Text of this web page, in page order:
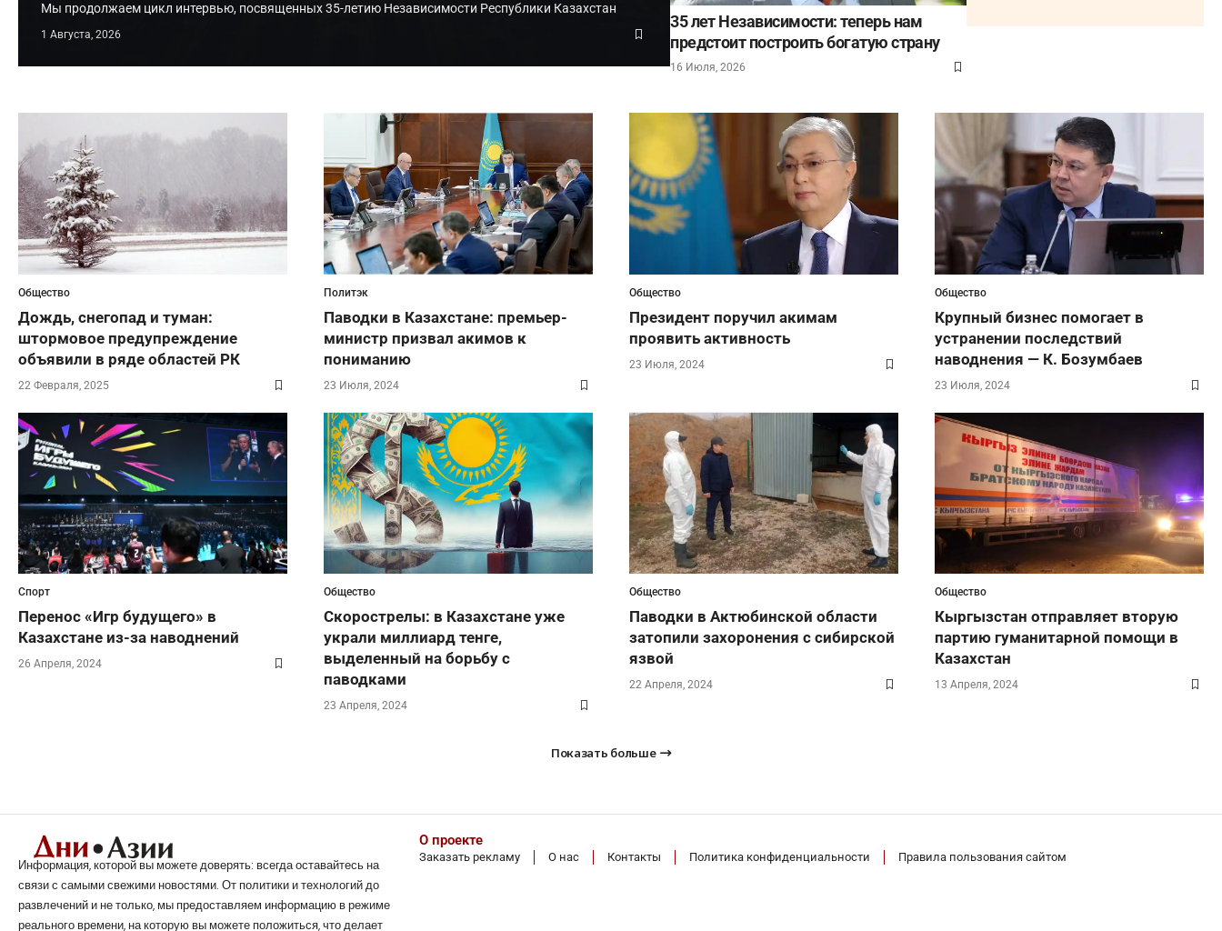
Мы продолжаем цикл интервью, посвященных 35-летию Независимости Республики Казахстан
1 Августа, 2026
35 лет Независимости: теперь нам
предстоит построить богатую страну
16 Июля, 2026
Общество
Дождь, снегопад и туман:
штормовое предупреждение
объявили в ряде областей РК
22 Февраля, 2025
Политэк
Паводки в Казахстане: премьер-
министр призвал акимов к
пониманию
23 Июля, 2024
Общество
Президент поручил акимам
проявить активность
23 Июля, 2024
Общество
Крупный бизнес помогает в
устранении последствий
наводнения — К. Бозумбаев
23 Июля, 2024
Спорт
Перенос «Игр будущего» в
Казахстане из-за наводнений
26 Апреля, 2024
Общество
Скорострелы: в Казахстане уже
украли миллиард тенге,
выделенный на борьбу с
паводками
23 Апреля, 2024
Общество
Паводки в Актюбинской области
затопили захоронения с сибирской
язвой
22 Апреля, 2024
Общество
Кыргызстан отправляет вторую
партию гуманитарной помощи в
Казахстан
13 Апреля, 2024
Показать больше
Информация, которой вы можете доверять: всегда оставайтесь на
связи с самыми свежими новостями. От политики и технологий до
развлечений и не только, мы предоставляем информацию в режиме
реального времени, на которую вы можете положиться, что делает
О проекте
Заказать рекламу О нас Контакты Политика конфиденциальности Правила пользования сайтом